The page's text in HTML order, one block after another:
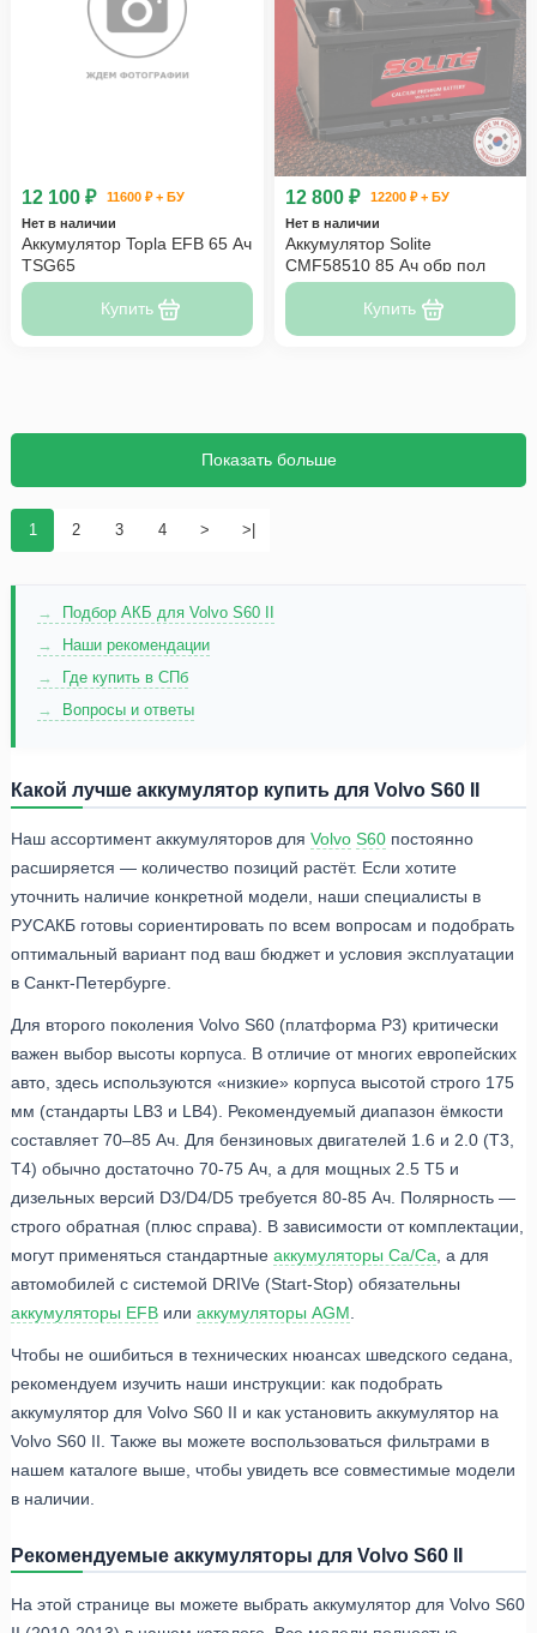
12 100 ₽
11600 ₽ + БУ
Нет в наличии
Аккумулятор Topla EFB 65 Ач
TSG65
Купить
12 800 ₽
12200 ₽ + БУ
Нет в наличии
Аккумулятор Solite
CMF58510 85 Ач обр пол
Купить
1 2 3 4 > >|
Показать больше
Подбор АКБ для Volvo S60 II
Наши рекомендации
Где купить в СПб
Вопросы и ответы
Какой лучше аккумулятор купить для Volvo S60 II
Наш ассортимент аккумуляторов для Volvo S60 постоянно
расширяется — количество позиций растёт. Если хотите
уточнить наличие конкретной модели, наши специалисты в
РУСАКБ готовы сориентировать по всем вопросам и подобрать
оптимальный вариант под ваш бюджет и условия эксплуатации
в Санкт-Петербурге.
Для второго поколения Volvo S60 (платформа P3) критически
важен выбор высоты корпуса. В отличие от многих европейских
авто, здесь используются «низкие» корпуса высотой строго 175
мм (стандарты LB3 и LB4). Рекомендуемый диапазон ёмкости
составляет 70–85 Ач. Для бензиновых двигателей 1.6 и 2.0 (T3,
T4) обычно достаточно 70-75 Ач, а для мощных 2.5 T5 и
дизельных версий D3/D4/D5 требуется 80-85 Ач. Полярность —
строго обратная (плюс справа). В зависимости от комплектации,
могут применяться стандартные аккумуляторы Ca/Ca , а для
автомобилей с системой DRIVe (Start-Stop) обязательны
аккумуляторы EFB или аккумуляторы AGM
Чтобы не ошибиться в технических нюансах шведского седана,
рекомендуем изучить наши инструкции: как подобрать
аккумулятор для Volvo S60 II и как установить аккумулятор на
Volvo S60 II. Также вы можете воспользоваться фильтрами в
нашем каталоге выше, чтобы увидеть все совместимые модели
в наличии.
Рекомендуемые аккумуляторы для Volvo S60 II
На этой странице вы можете выбрать аккумулятор для Volvo S60